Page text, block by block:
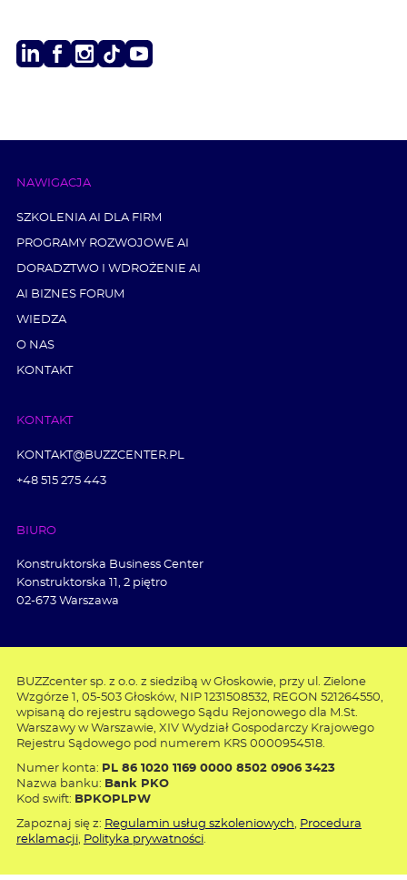
LinkedInFacebook
Instagram
NAWIGACJA
SZKOLENIA AI DLA FIRM
PROGRAMY ROZWOJOWE AI
DORADZTWO I WDROŻENIE AI
AI BIZNES FORUM
WIEDZA
O NAS
KONTAKT
KONTAKT
KONTAKT@BUZZCENTER.PL
+48 515 275 443
BIURO
Konstruktorska Business Center
Konstruktorska 11, 2 piętro
02-673 Warszawa
BUZZcenter sp. z o.o. z siedzibą w Głoskowie, przy ul. Zielone
Wzgórze 1, 05-503 Głosków, NIP 1231508532, REGON 521264550,
wpisaną do rejestru sądowego Sądu Rejonowego dla M.St.
Warszawy w Warszawie, XIV Wydział Gospodarczy Krajowego
Rejestru Sądowego pod numerem KRS 0000954518.
Numer konta: PL 86 1020 1169 0000 8502 0906 3423
Nazwa banku: Bank PKO
Kod swift: BPKOPLPW
Zapoznaj się z: Regulamin usług szkoleniowych
Procedura
reklamacji, Polityka prywatności.